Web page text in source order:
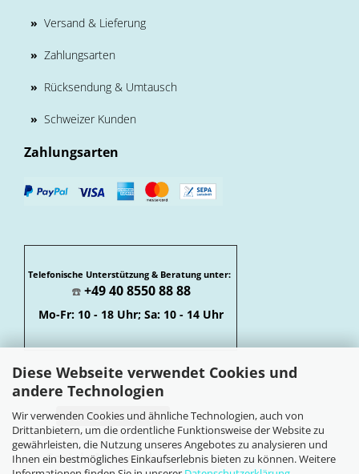
Diese Webseite verwendet Cookies und
andere Technologien
Wir verwenden Cookies und ähnliche Technologien, auch von
Drittanbietern, um die ordentliche Funktionsweise der Website zu
gewährleisten, die Nutzung unseres Angebotes zu analysieren und
Ihnen ein bestmögliches Einkaufserlebnis bieten zu können. Weitere
» Versand & Lieferung
» Zahlungsarten
» Rücksendung & Umtausch
» Schweizer Kunden
Zahlungsarten
Telefonische Unterstützung & Beratung unter:
☎️ +49 40 8550 88 88
Mo-Fr: 10 - 18 Uhr; Sa: 10 - 14 Uhr
Vertrag widerrufen
Widerrufsbelehrung
Soziale Netzwerke